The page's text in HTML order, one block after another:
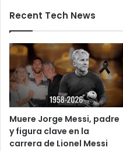
Recent Tech News
Muere Jorge Messi, padre
y figura clave en la
carrera de Lionel Messi